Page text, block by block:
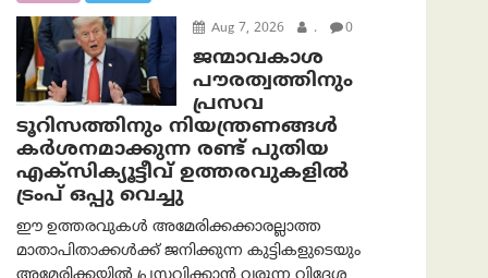
Aug 7, 2026 . 0
ജന്മാവകാശ
പൗരത്വത്തിനും
പ്രസവ
ടൂറിസത്തിനും നിയന്ത്രണങ്ങൾ
കർശനമാക്കുന്ന രണ്ട് പുതിയ
എക്സിക്യൂട്ടീവ് ഉത്തരവുകളിൽ
ട്രംപ് ഒപ്പു വെച്ചു
ഈ ഉത്തരവുകൾ അമേരിക്കക്കാരല്ലാത്ത
മാതാപിതാക്കൾക്ക് ജനിക്കുന്ന കുട്ടികളുടെയും